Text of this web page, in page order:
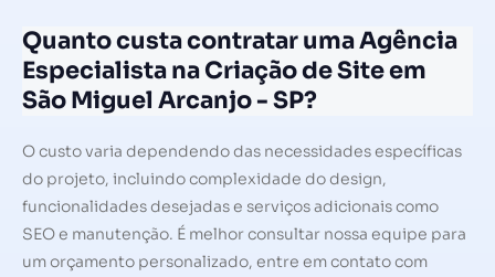
Quanto custa contratar uma Agência
Especialista na Criação de Site em
São Miguel Arcanjo - SP?
O custo varia dependendo das necessidades específicas
do projeto, incluindo complexidade do design,
funcionalidades desejadas e serviços adicionais como
SEO e manutenção. É melhor consultar nossa equipe para
um orçamento personalizado, entre em contato com